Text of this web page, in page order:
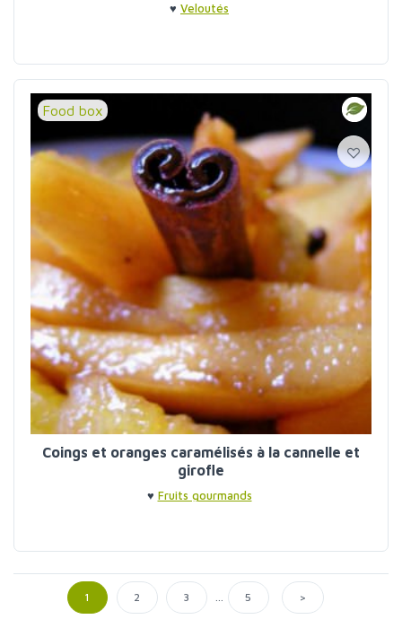
♥ Veloutés
Food box
Coings et oranges caramélisés à la cannelle et
girofle
♥ Fruits gourmands
1 2 3 ... 5 >